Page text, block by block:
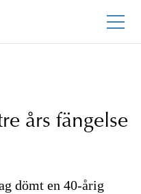
års fängelse
dömt en 40-årig